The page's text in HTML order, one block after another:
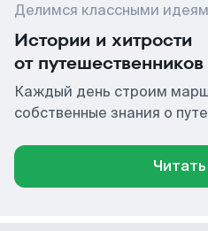
Делимся классными
Истории и хитрости
от путешественников
Каждый день строим
собственные знания о